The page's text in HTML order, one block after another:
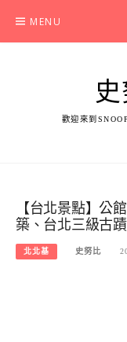
content
MENU
歡迎來到
【台北景點】公
築、台北三級古
北北基 史努比